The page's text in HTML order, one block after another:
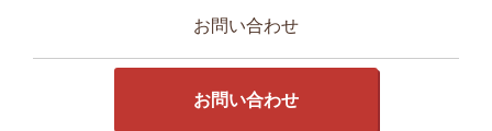
お問い合わせ
お問い合わせ